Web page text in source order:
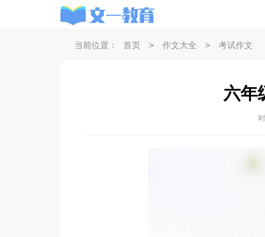
当前位置： 首页 > 作文大全 > 考试作文
六年